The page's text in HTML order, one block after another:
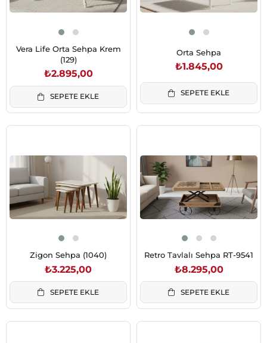
Vera Life Orta Sehpa Krem
(129)
₺2.895,00
SEPETE EKLE
Orta Sehpa
₺1.845,00
SEPETE EKLE
Zigon Sehpa (1040)
₺3.225,00
SEPETE EKLE
Retro Tavlalı Sehpa RT-9541
₺8.295,00
SEPETE EKLE